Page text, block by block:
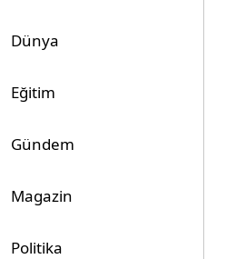
Dünya
Eğitim
Gündem
Magazin
Politika